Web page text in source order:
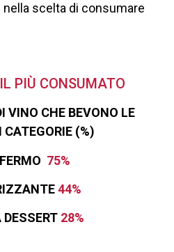
scelta di consumare
PIÙ CONSUMATO
VINO CHE BEVONO LE
CATEGORIE (%)
75%
44%
28%